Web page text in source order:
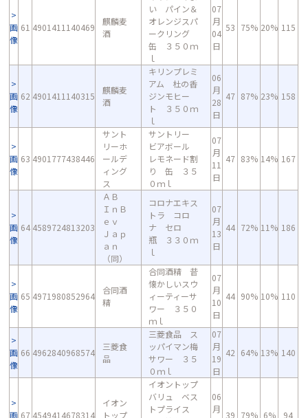
画
像
61 4901411140469
麒麟麦
酒
い パイン＆
オレンジスパ
ークリング
缶 ３５０ｍ
ｌ
07
月
04
日
53 75% 20% 115
画
像
62 4901411140315
麒麟麦
酒
キリンプレミ
アム 杜の香
ジンモヒー
ト ３５０ｍ
ｌ
06
月
28
日
47 87% 23% 158
画
像
63 4901777438446
サント
リーホ
ールデ
ィング
ス
サントリー
ビアボール
レモネード割
り 缶 ３５
０ｍｌ
07
月
11
日
47 83% 14% 167
画
像
64 4589724813203
ＡＢ
ＩｎＢ
ｅｖ
Ｊａｐ
ａｎ
（同）
コロナエキス
トラ コロ
ナ セロ
瓶 ３３０ｍ
ｌ
07
月
13
日
44 72% 11% 186
画
像
65 4971980852964
合同酒
精
合同酒精 昔
懐かしいスウ
ィーティーサ
ワー ３５０
ｍｌ
07
月
10
日
44 90% 10% 110
画
像
66 4962840968574
三菱食
品
三菱食品 ス
ッパイマン梅
サワー ３５
０ｍｌ
07
月
19
日
42 64% 13% 140
画 67 4549414678314
イオン
トップ
イオントップ
バリュ ベス
トプライス
06
月
39 79% 6% 94